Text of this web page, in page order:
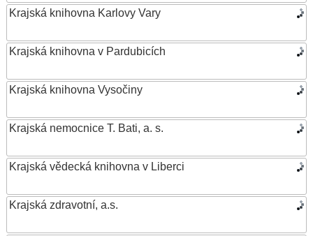
Krajská knihovna Karlovy Vary
Krajská knihovna v Pardubicích
Krajská knihovna Vysočiny
Krajská nemocnice T. Bati, a. s.
Krajská vědecká knihovna v Liberci
Krajská zdravotní, a.s.